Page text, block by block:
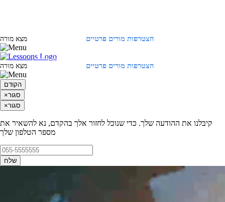
הצטרפות מורים פרטיים מצא מורה
הצטרפות מורים פרטיים מצא מורה
הקודם
×סגור
×סגור
קיבלנו את ההודעה שלך. כדי שנוכל לחזור אלך בהקדם, נא להשאיר את
מספר הטלפון שלך
שלח